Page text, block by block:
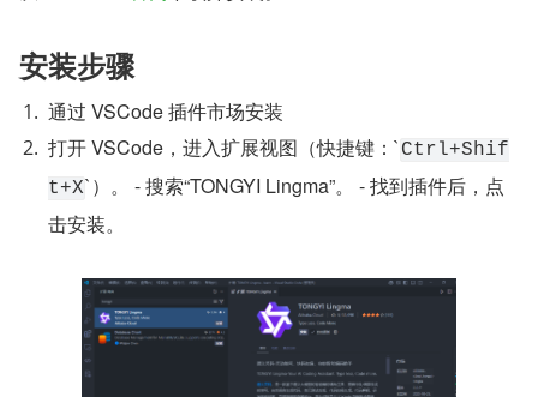
安装步骤
通过 VSCode 插件市场安装
打开 VSCode，进入扩展视图（快捷键：` Ctrl+Shif
t+X​`）。 - 搜索“TONGYI Lingma”。 - 找到插件后，点
击安装。